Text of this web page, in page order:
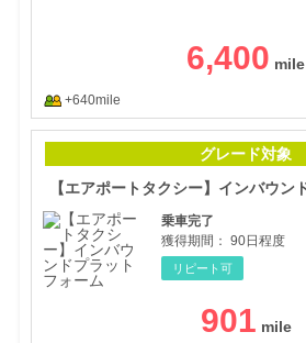
6,400
+640mile
グレード対象
【エアポートタクシー】インバウン
乗車完了
獲得期間： 90日程度
リピート可
901